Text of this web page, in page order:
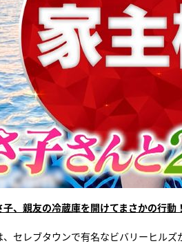
子、親友の冷蔵庫を開けてまさかの行
、セレブタウンで有名なビバリーヒル